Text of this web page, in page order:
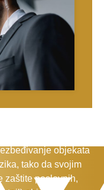
objekata
tako da svojim
zaštite poslovnih,